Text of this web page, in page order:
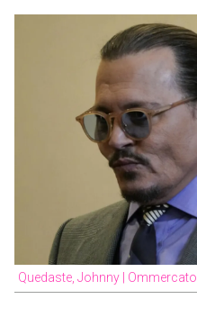
Quedaste, Johnny | Ommercato